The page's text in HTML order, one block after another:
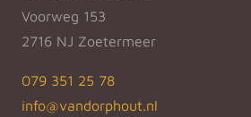
Voorweg 153
2716 NJ Zoetermeer
079 351 25 78
info@vandorphout.nl